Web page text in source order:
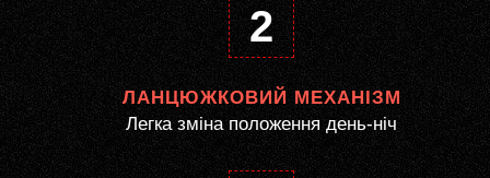
2
ЛАНЦЮЖКОВИЙ МЕХАНІЗМ
Легка зміна положення день-ніч